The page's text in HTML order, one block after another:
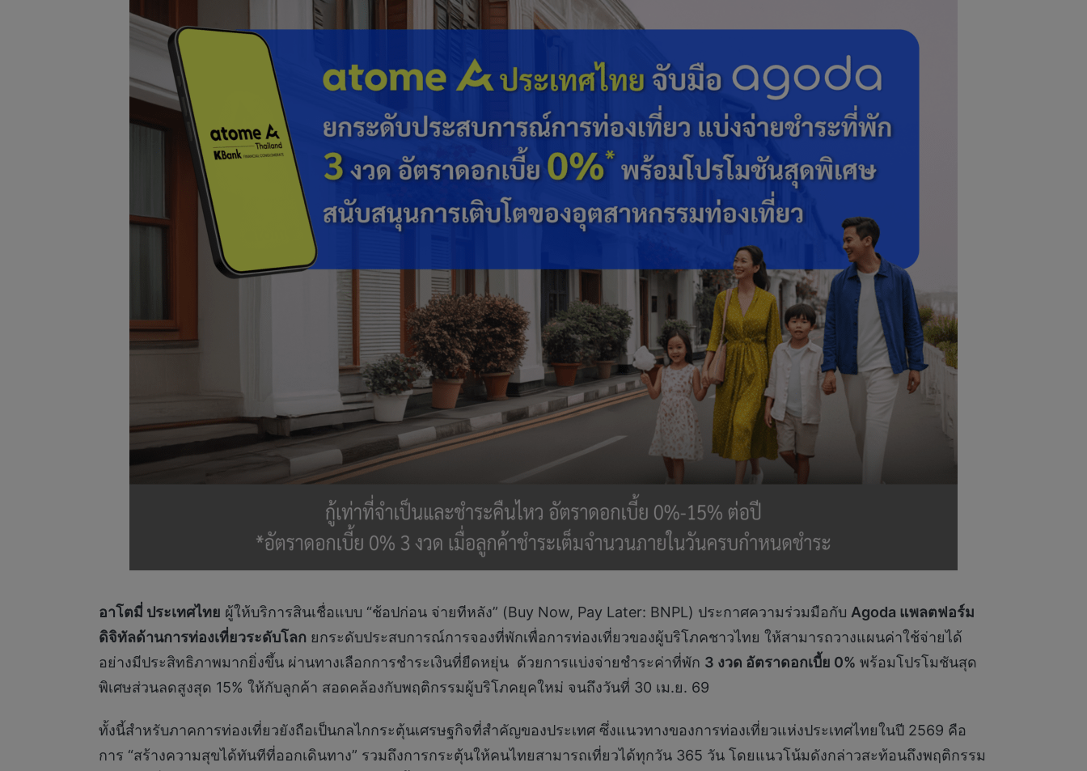
อาโตมี่ ประเทศไทย ผู้ให้บริการสินเชื่อแบบ “ช้อปก่อน จ่ายทีหลัง” (Buy Now, Pay Later: BNPL) ประกาศความร่วมมือกับ Agoda แพลตฟอร์ม
ดิจิทัลด้านการท่องเที่ยวระดับโลก ยกระดับประสบการณ์การจองที่พักเพื่อการท่องเที่ยวของผู้บริโภคชาวไทย ให้สามารถวางแผนค่าใช้จ่ายได้
อย่างมีประสิทธิภาพมากยิ่งขึ้น ผ่านทางเลือกการชำระเงินที่ยืดหยุ่น ด้วยการแบ่งจ่ายชำระค่าที่พัก 3 งวด อัตราดอกเบี้ย 0% พร้อมโปรโมชันสุด
พิเศษส่วนลดสูงสุด 15% ให้กับลูกค้า สอดคล้องกับพฤติกรรมผู้บริโภคยุคใหม่ จนถึงวันที่ 30 เม.ย. 69
ทั้งนี้สำหรับภาคการท่องเที่ยวยังถือเป็นกลไกกระตุ้นเศรษฐกิจที่สำคัญของประเทศ ซึ่งแนวทางของการท่องเที่ยวแห่งประเทศไทยในปี 2569 คือ
การ “สร้างความสุขได้ทันทีที่ออกเดินทาง” รวมถึงการกระตุ้นให้คนไทยสามารถเที่ยวได้ทุกวัน 365 วัน โดยแนวโน้มดังกล่าวสะท้อนถึงพฤติกรรม